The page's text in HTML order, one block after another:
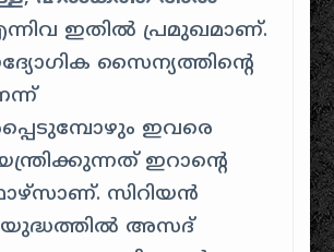
ഇതിൽ പ്രമുഖമാണ്.
സൈന്യത്തിന്റെ
ഇവരെ
ഇറാന്റെ
സിറിയൻ
യുദ്ധത്തിൽ അസദ്